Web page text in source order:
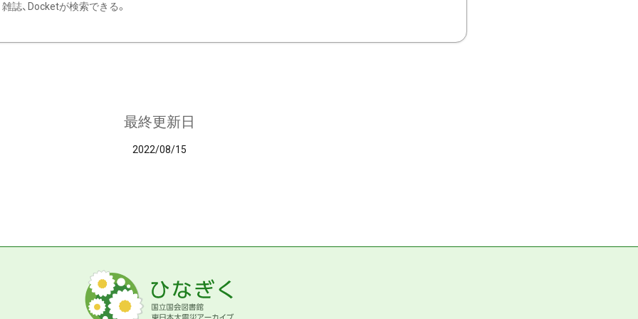
雑誌、Docketが検索できる。
最終更新日
2022/08/15